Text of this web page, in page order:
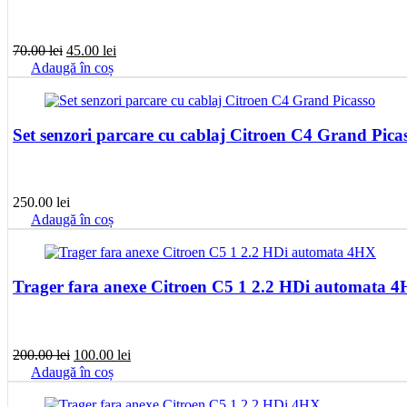
70.00lei Prețul
inițial
a
fost:
45.00 lei
este:
45.00 lei.
Adaugă în coș
Set senzori parcare cu cablaj Citroen C4 Grand
250.00 lei
Adaugă în coș
Trager fara anexe Citroen C5 1 2.2 HDi automata
200.00lei Prețul
inițial
a
fost:
100.00 lei
este:
100.00 lei.
Adaugă în coș